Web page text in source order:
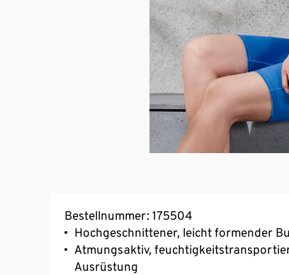
Bestellnummer: 175504
Hochgeschnittener, leicht formender
Atmungsaktiv,
Ausrüstung